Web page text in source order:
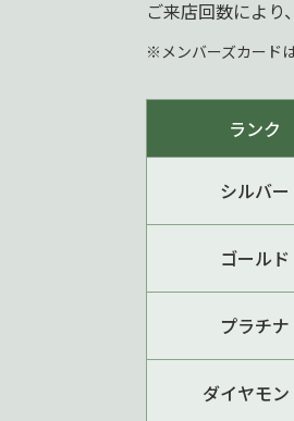
ご来店回数により
※メンバーズカード
ランク
シルバー
ゴールド
プラチナ
ダイヤモン